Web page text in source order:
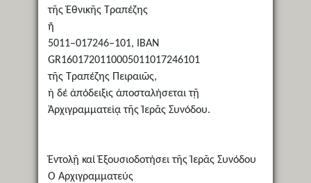
τῆς Ἐθνικῆς Τραπέζης
ἤ
5011–017246–101, ΙΒΑΝ
GR1601720110005011017246101
τῆς Τραπέζης Πειραιῶς,
ἡ δέ ἀπόδειξις ἀποσταλήσεται τῇ
Ἀρχιγραμματείᾳ τῆς Ἱερᾶς Συνόδου.
Ἐντολῇ καί Ἐξουσιοδοτήσει τῆς Ἱερᾶς Συνόδου
Ὁ Ἀρχιγραμματεύς